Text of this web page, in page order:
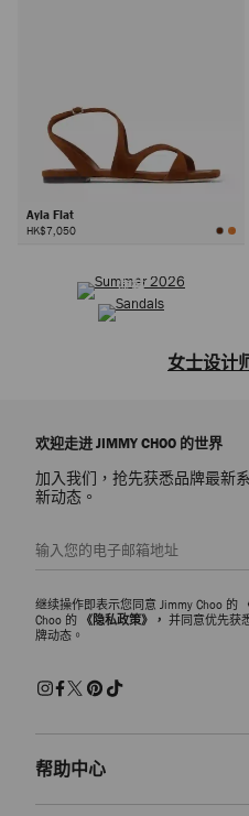
Ayla Flat
HK$7,050
凉鞋
女士设计
力。探索优雅芭蕾平底鞋、精致乐
周末装扮提升时尚感，或是
Elisa 系列平底鞋，款式精致，点
熠闪耀，凸显廓形的经久雅致魅力
致舒适感，可轻松搭配利落造型，
品牌乐福鞋系列经久时尚，是经典
配剪裁合身的办工套装，亦可搭配
珠流苏和字母饰五金饰件个性装
欢迎走进 JIMMY CHOO 的世界
加入我们，抢先获悉品牌最新
新动态。
继续操作即表示您同意 Jimmy Choo 的
Choo 的 《隐私政策》， 并同意优先获
牌动态。
帮助中心